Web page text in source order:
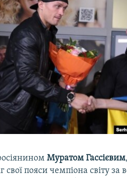
Муратом Гассієвим
пояси чемпіона світу за